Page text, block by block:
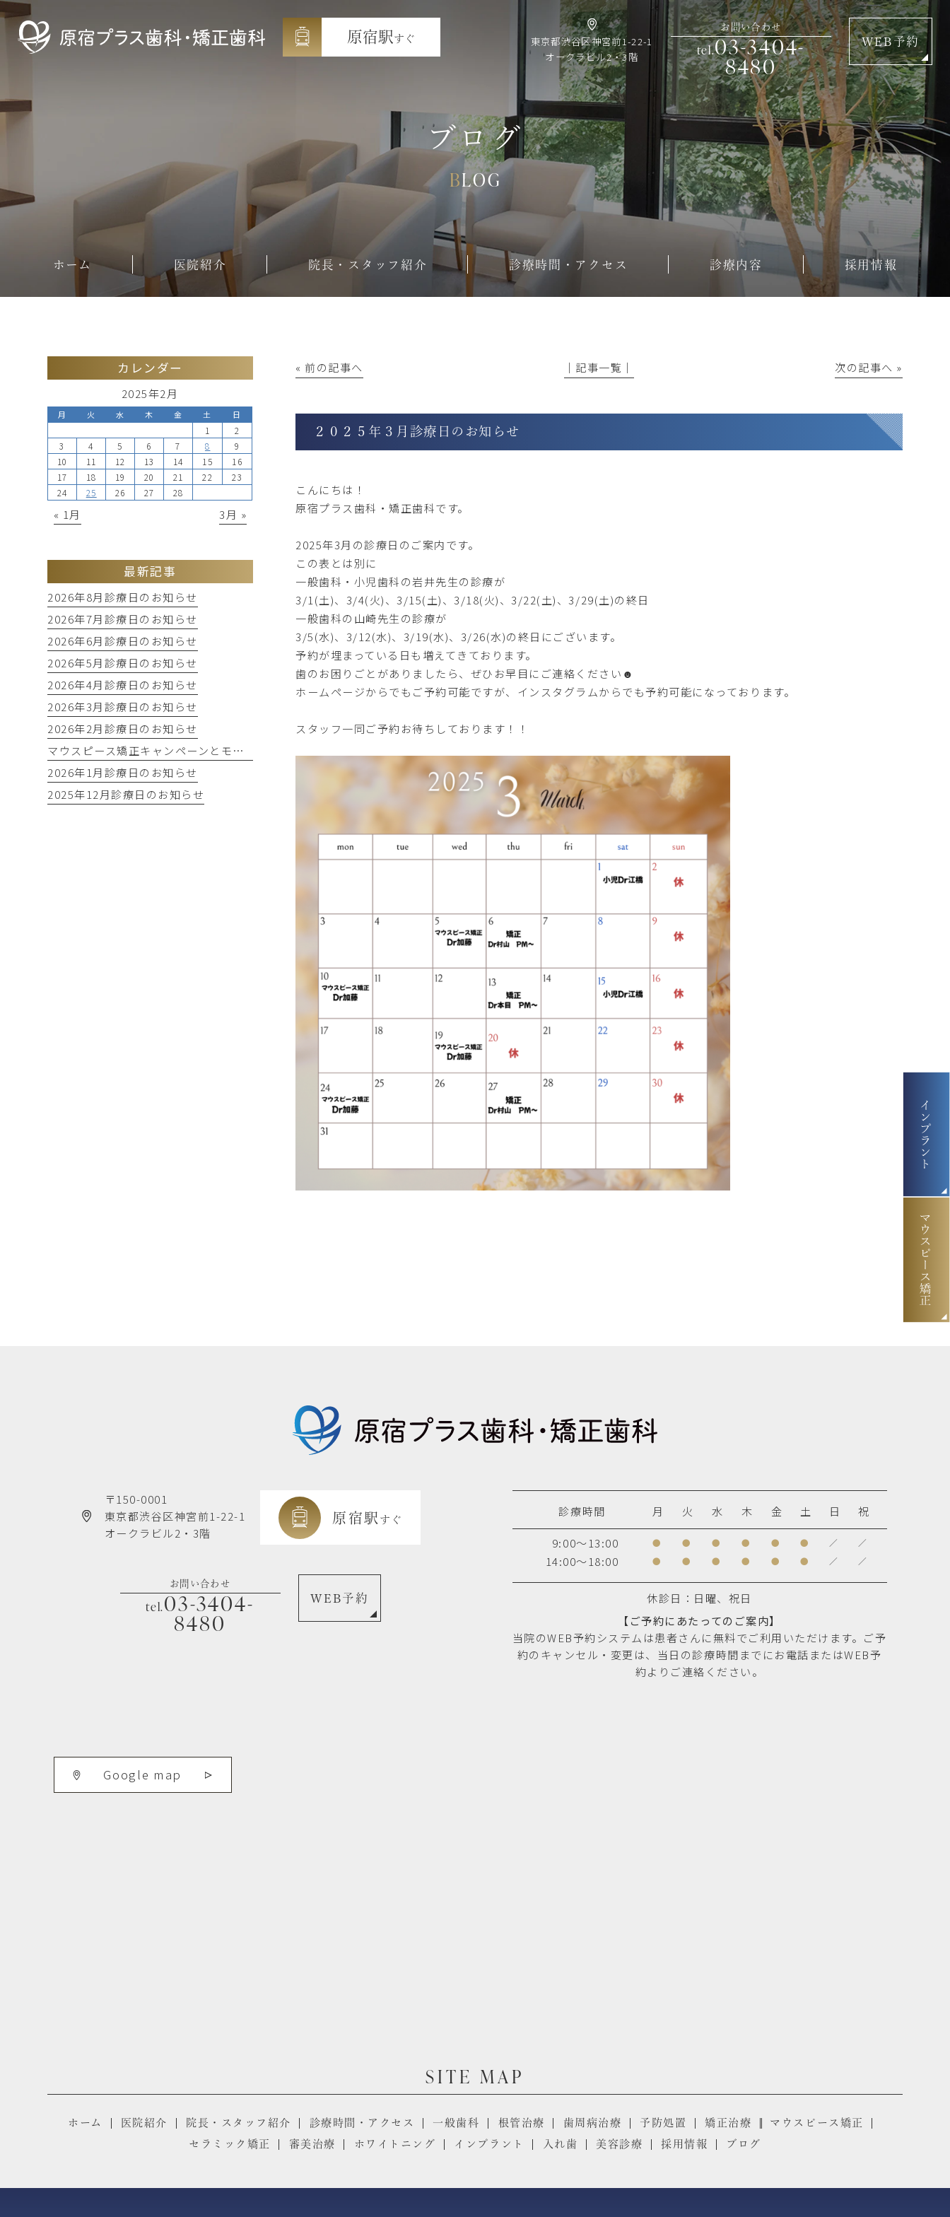
原宿駅 すぐ
東京都渋谷区神宮前1-22-1
オークラビル2・3階
お問い合わせ
tel.03-3404-
8480
WEB予約
ブログ
BLOG
ホーム 医院紹介 院長・スタッフ紹介 診療時間・アクセス 診療内容 採用情報
« 前の記事へ │記事一覧│ 次の記事へ »
２０２５年３月診療日のお知らせ
こんにちは！
原宿プラス歯科・矯正歯科です。
2025年3月の診療日のご案内です。
この表とは別に
一般歯科・小児歯科の岩井先生の診療が
3/1(土)、3/4(火)、3/15(土)、3/18(火)、3/22(土)、3/29(土)の終日
一般歯科の山崎先生の診療が
3/5(水)、3/12(水)、3/19(水)、3/26(水)の終日にございます。
予約が埋まっている日も増えてきております。
歯のお困りごとがありましたら、ぜひお早目にご連絡ください☻
ホームページからでもご予約可能ですが、インスタグラムからでも予約可能になっております。
スタッフ一同ご予約お待ちしております！！
カレンダー
2025年2月
月 火 水 木 金 土 日
1
2
3
4 5 6 7 8
9
10
11 12 13 14 15
16
17
18 19 20 21 22
23
24
25 26 27 28
« 1月 3月 »
最新記事
2026年8月診療日のお知らせ
2026年7月診療日のお知らせ
2026年6月診療日のお知らせ
2026年5月診療日のお知らせ
2026年4月診療日のお知らせ
2026年3月診療日のお知らせ
2026年2月診療日のお知らせ
マウスピース矯正キャンペーンとモニター募集！
2026年1月診療日のお知らせ
2025年12月診療日のお知らせ
〒150-0001
東京都渋谷区神宮前1-22-1
オークラビル2・3階
原宿駅 すぐ
お問い合わせ
tel.03-3404-
8480
WEB予約
診療時間 月 火 水 木 金 土 日 祝
9:00～13:00 ● ● ● ● ● ● ／ ／
14:00～18:00 ● ● ● ● ● ● ／ ／
休診日：日曜、祝日
【ご予約にあたってのご案内】
当院のWEB予約システムは患者さんに無料でご利用いただけます。ご予
約のキャンセル・変更は、当日の診療時間までにお電話またはWEB予
約よりご連絡ください。
Google map
SITE MAP
ホーム 医院紹介 院長・スタッフ紹介 診療時間・アクセス 一般歯科 根管治療 歯周病治療 予防処置 矯正治療
マウスピース矯正
セラミック矯正
審美治療 ホワイトニング インプラント 入れ歯 美容診療 採用情報 ブログ